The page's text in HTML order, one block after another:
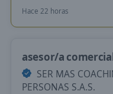
Hace 22 horas
asesor/a
SER MAS
PERSONAS S.A.S.